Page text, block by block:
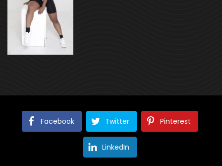
Facebook Twitter Pinterest
LinkedIn